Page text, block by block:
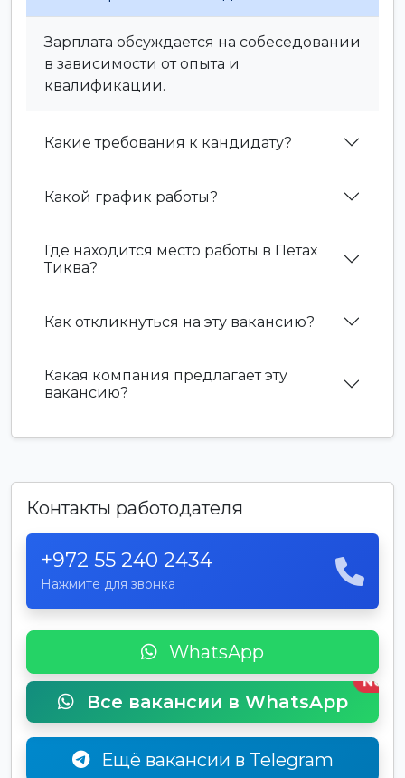
Зарплата обсуждается на собеседовании
в зависимости от опыта и
квалификации.
Какие требования к кандидату?
Какой график работы?
Где находится место работы в Петах
Тиква?
Как откликнуться на эту вакансию?
Какая компания предлагает эту
вакансию?
Контакты работодателя
+972 55 240 2434
Нажмите для звонка
WhatsApp
Все вакансии в WhatsApp
New
Ещё вакансии в Telegram